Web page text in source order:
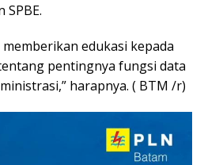
edukasi kepada
pentingnya fungsi data
harapnya. ( BTM /r)